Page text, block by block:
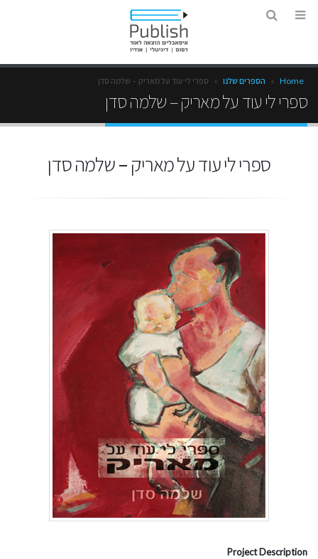
Home
» הספרים שלנו » ספרי לי עוד על מאריק – שלמה סדן
ספרי לי עוד על מאריק – שלמה סדן
ספרי לי עוד על מאריק – שלמה סדן
Project Description